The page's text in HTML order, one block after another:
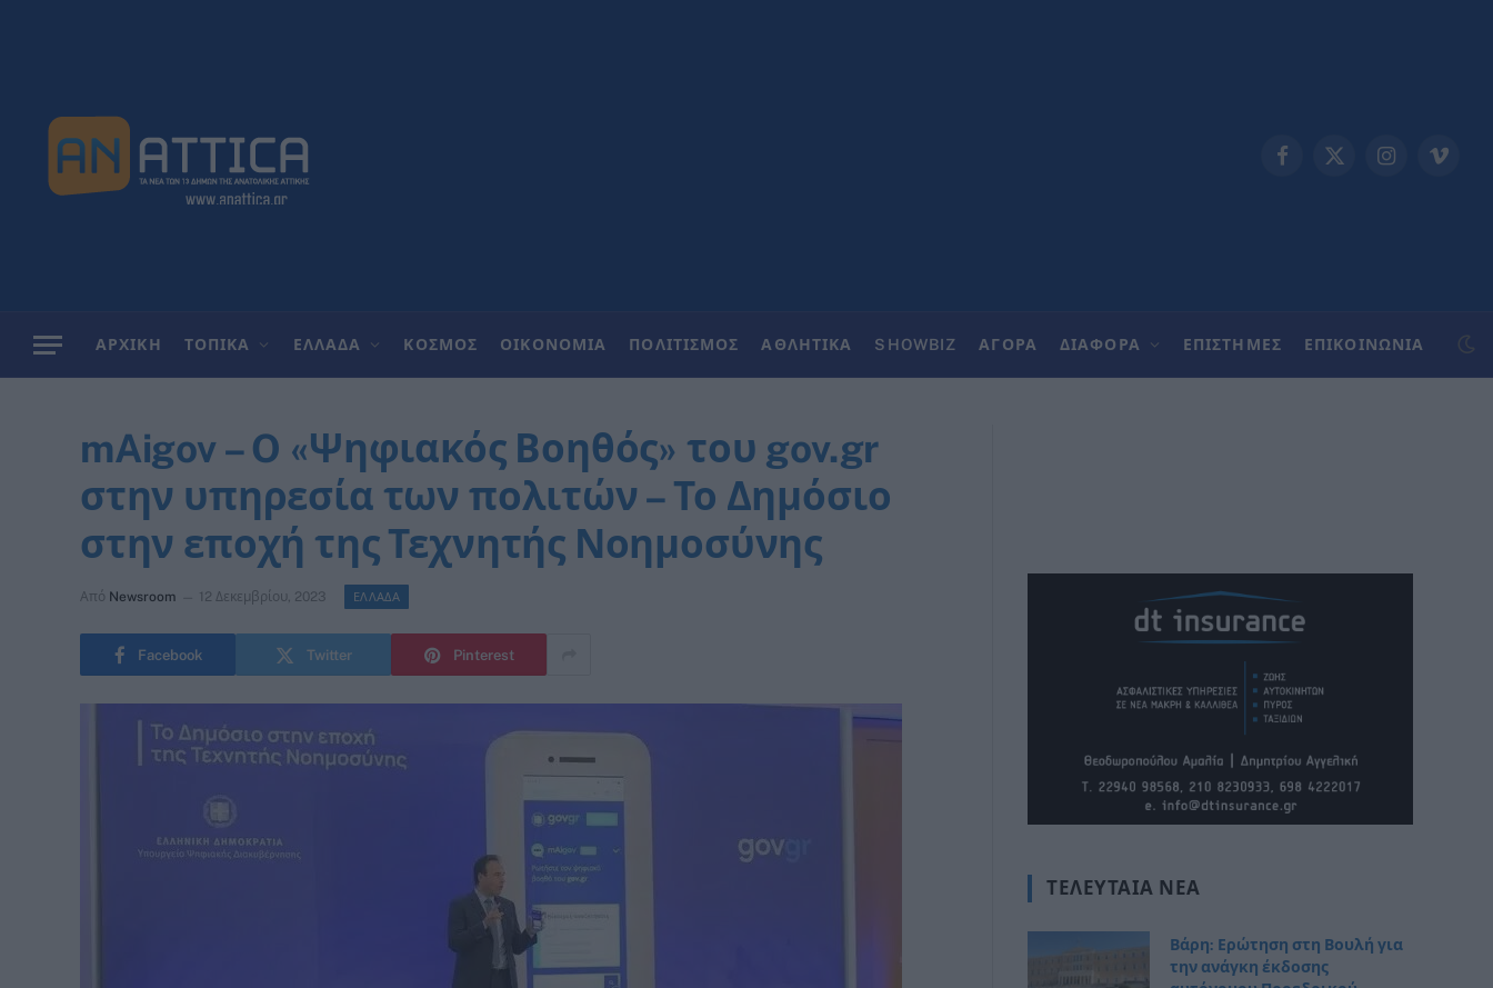
Facebook
X
InstagramVimeo
ΑΡΧΙΚΗ ΤΟΠΙΚΑ ΕΛΛΑΔΑ ΚΟΣΜΟΣ ΟΙΚΟΝΟΜΙΑ ΠΟΛΙΤΙΣΜΟΣ ΑΘΛΗΤΙΚΑ SHOWBIZ ΑΓΟΡΑ ΔΙΑΦΟΡΑ ΕΠΙΣΤΗΜΕΣ ΕΠΙΚΟΙΝΩΝΊΑ
mAigov – O «Ψηφιακός Βοηθός» του gov.gr
στην υπηρεσία των πολιτών – Το Δημόσιο
στην εποχή της Τεχνητής Νοημοσύνης
Από Newsroom 12 Δεκεμβρίου, 2023 ΕΛΛΑΔΑ
Facebook Twitter Pinterest
ΤΕΛΕΥΤΑΊΑ ΝΈΑ
Βάρη: Ερώτηση στη Βουλή για
την ανάγκη έκδοσης